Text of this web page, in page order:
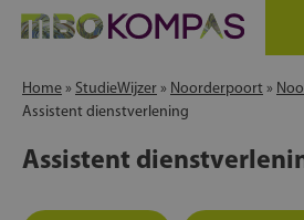
Home » StudieWijzer » Noorderpoort »
Assistent dienstverlening
Assistent